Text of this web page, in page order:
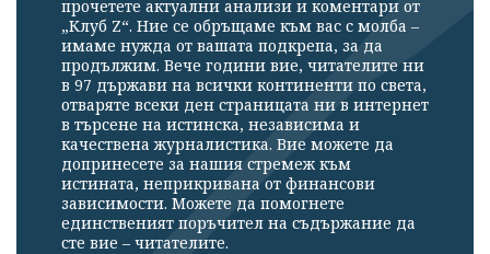
прочетете актуални анализи и коментари от
„Клуб Z“. Ние се обръщаме към вас с молба –
имаме нужда от вашата подкрепа, за да
продължим. Вече години вие, читателите ни
в 97 държави на всички континенти по света,
отваряте всеки ден страницата ни в интернет
в търсене на истинска, независима и
качествена журналистика. Вие можете да
допринесете за нашия стремеж към
истината, неприкривана от финансови
зависимости. Можете да помогнете
единственият поръчител на съдържание да
сте вие – читателите.